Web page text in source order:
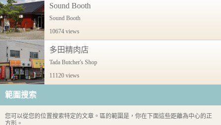
Sound Booth
Sound Booth
10674 views
多田精肉店
Tada Butcher's Shop
11120 views
範圍搜索
您可以從您的位置搜索特定的文章。區的範圍是，你在下面這些距離為中心的正
方形。